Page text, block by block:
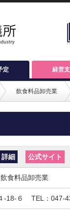
定 経営
飲食料品卸売業
詳細 公式サイト
食料品卸売業
-18-６ TEL：047-